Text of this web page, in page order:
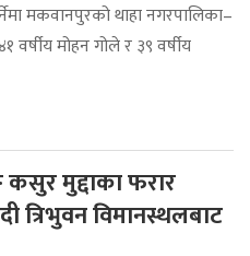
मकवानपुरको थाहा नगरपालिका–
वर्षीय मोहन गोले र ३९ वर्षीय
मुद्दाका फरार
त्रिभुवन विमानस्थलबाट